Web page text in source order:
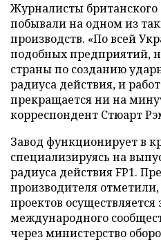
Журналисты британского
побывали на одном из
производств. «По всей
подобных предприятий,
страны по созданию
радиуса действия, и
прекращается ни на
корреспондент Стюарт
Завод функционирует в
специализируясь на
радиуса действия FP1.
производителя
проектов осуществляется
международного
через министерство